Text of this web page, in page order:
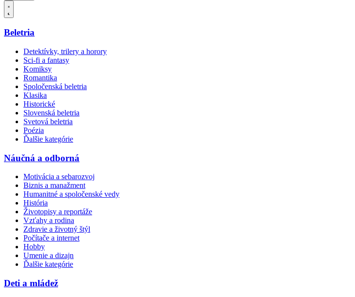
Beletria
Detektívky, trilery a horory
Sci-fi a fantasy
Komiksy
Romantika
Spoločenská beletria
Klasika
Historické
Slovenská beletria
Svetová beletria
Poézia
Ďalšie kategórie
Náučná a odborná
Motivácia a sebarozvoj
Biznis a manažment
Humanitné a spoločenské vedy
História
Životopisy a reportáže
Vzťahy a rodina
Zdravie a životný štýl
Počítače a internet
Hobby
Umenie a dizajn
Ďalšie kategórie
Deti a mládež